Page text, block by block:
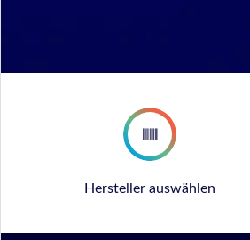
Hersteller auswählen